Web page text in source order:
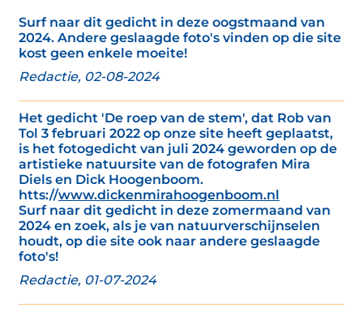
Surf naar dit gedicht in deze oogstmaand van
2024. Andere geslaagde foto's vinden op die site
kost geen enkele moeite!
Redactie, 02-08-2024
Het gedicht 'De roep van de stem', dat Rob van
Tol 3 februari 2022 op onze site heeft geplaatst,
is het fotogedicht van juli 2024 geworden op de
artistieke natuursite van de fotografen Mira
Diels en Dick Hoogenboom.
htts://www.dickenmirahoogenboom.nl
Surf naar dit gedicht in deze zomermaand van
2024 en zoek, als je van natuurverschijnselen
houdt, op die site ook naar andere geslaagde
foto's!
Redactie, 01-07-2024